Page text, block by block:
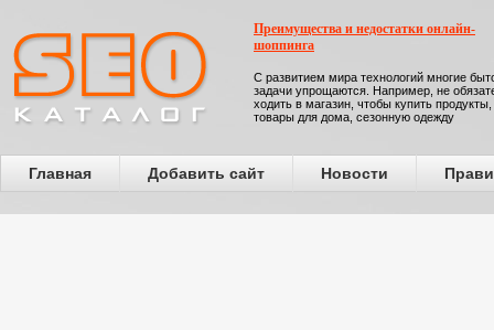
Преимущества и недостатки онлайн-
шоппинга
С развитием мира технологий многие
задачи упрощаются. Например, не
ходить в магазин, чтобы купить продукты,
товары для дома, сезонную одежду
Главная Добавить сайт Новости